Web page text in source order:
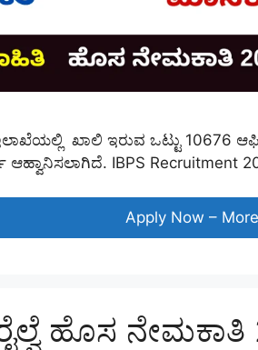
ಖಾಲಿ ಇರುವ ಒಟ್ಟು 10676
ಆಹ್ವಾನಿಸಲಾಗಿದೆ. IBPS
Apply Now –
ಹೊಸ ನೇಮಕಾತಿ